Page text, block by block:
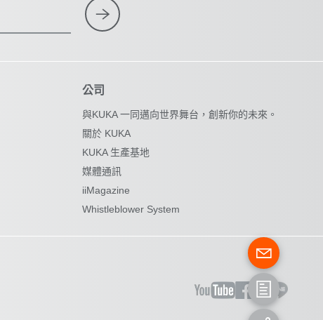
公司
與KUKA 一同邁向世界舞台，創新你的未來。
關於 KUKA
KUKA 生產基地
媒體通訊
iiMagazine
Whistleblower System